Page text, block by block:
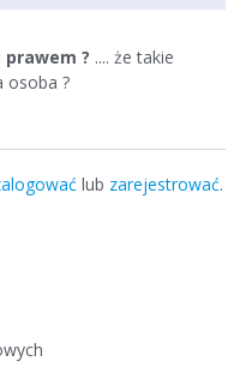
? .... że takie
osoba ?
lub zarejestrować.